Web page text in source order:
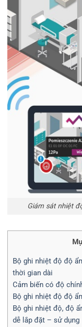
Giám sát nhiệt
Bộ ghi nhiệt độ độ
thời gian dài
Cảm biến có độ
Bộ ghi nhiệt độ độ
Bộ ghi nhiệt độ, độ
dễ lắp đặt – sử dụng